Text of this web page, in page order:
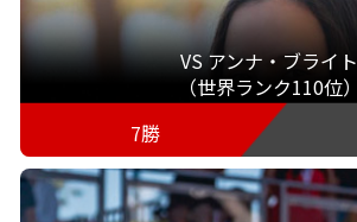
VS アンナ・ブライト
（世界ランク110位）
7勝